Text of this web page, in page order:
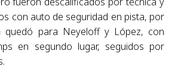
con auto de seguridad en pista, por
quedó para Neyeloff y López, con
en segundo lugar, seguidos por